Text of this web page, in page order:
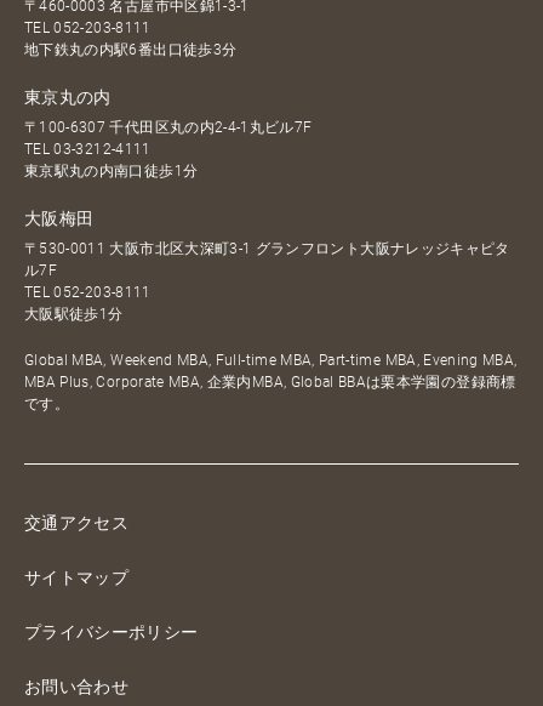
〒460-0003 名古屋市中区錦1-3-1
TEL052-203-8111
地下鉄丸の内駅6番出口徒歩3分
東京丸の内
〒100-6307 千代田区丸の内2-4-1丸ビル7F
TEL03-3212-4111
東京駅丸の内南口徒歩1分
大阪梅田
〒530-0011 大阪市北区大深町3-1 グランフロント大阪ナレッジキャピタ
ル7F
TEL052-203-8111
大阪駅徒歩1分
Global MBA, Weekend MBA, Full-time MBA, Part-time MBA, Evening MBA,
MBA Plus, Corporate MBA, 企業内MBA, Global BBAは栗本学園の登録商標
です。
交通アクセス
サイトマップ
プライバシーポリシー
お問い合わせ